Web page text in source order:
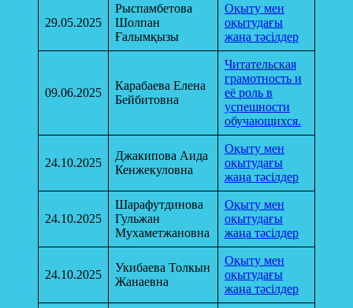
29.05.2025
Рыспамбетова
Шолпан
Ғалымқызы
Оқыту мен
оқытудағы
жаңа тәсілдер
09.06.2025
Карабаева Елена
Бейбитовна
Читательская
грамотность и
её роль в
успешности
обучающихся.
24.10.2025
Джакипова Аида
Кенжекуловна
Оқыту мен
оқытудағы
жаңа тәсілдер
24.10.2025
Шарафутдинова
Гульжан
Мухаметжановна
Оқыту мен
оқытудағы
жаңа тәсілдер
24.10.2025
Укибаева Толкын
Жанаевна
Оқыту мен
оқытудағы
жаңа тәсілдер